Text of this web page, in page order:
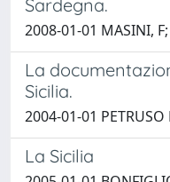
Sardegna.
2008-01-01 MASINI,
La
Sicilia.
2004-01-01 PETRUSO
La Sicilia